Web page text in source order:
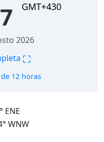
GMT+430
2026
⛶
12 horas
ENE
WNW